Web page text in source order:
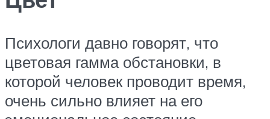
Психологи давно говорят, что
цветовая гамма обстановки, в
которой человек проводит время,
очень сильно влияет на его